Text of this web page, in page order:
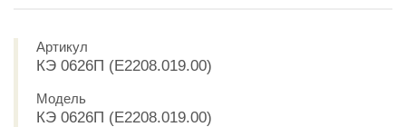
Артикул
КЭ 0626П (E2208.019.00)
Модель
КЭ 0626П (E2208.019.00)